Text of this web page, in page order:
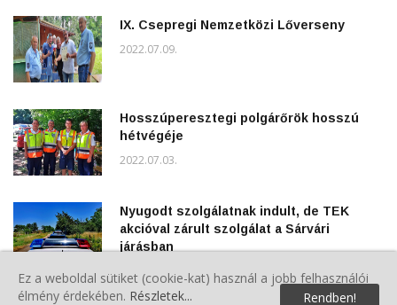
IX. Csepregi Nemzetközi Lőverseny
2022.07.09.
Hosszúperesztegi polgárőrök hosszú
hétvégéje
2022.07.03.
Nyugodt szolgálatnak indult, de TEK
akcióval zárult szolgálat a Sárvári
járásban
2022.06.20.
Ez a weboldal sütiket (cookie-kat) használ a jobb felhasználói
élmény érdekében. Részletek... Rendben!